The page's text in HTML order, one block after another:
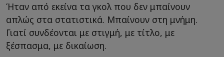
Ήταν από εκείνα τα γκολ που δεν μπαίνουν
απλώς στα στατιστικά. Μπαίνουν στη μνήμη.
Γιατί συνδέονται με στιγμή, με τίτλο, με
ξέσπασμα, με δικαίωση.